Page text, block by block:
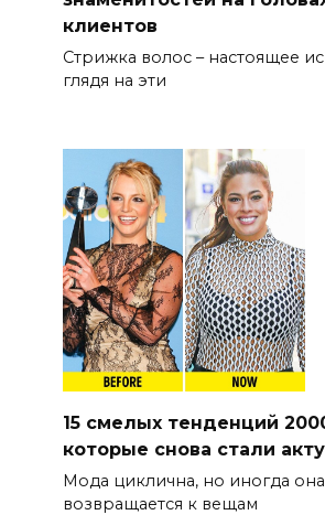
клиентов
Стрижка волос – настоящее
глядя на эти
15 смелых тенденций
которые снова стали
Мода циклична, но иногда она
возвращается к вещам